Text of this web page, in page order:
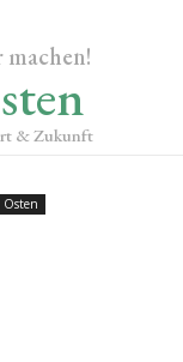
& Zukunft
Osten